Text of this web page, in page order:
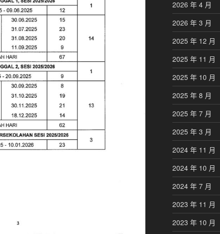
2026 年 4 月
2026 年 3 月
2025 年 12 月
2025 年 11 月
2025 年 10 月
2025 年 8 月
2025 年 7 月
2025 年 3 月
2024 年 11 月
2024 年 10 月
2024 年 7 月
2023 年 11 月
2023 年 10 月